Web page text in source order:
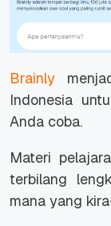
Brainly
Indonesia
Anda coba.
Materi
terbilang
mana yang